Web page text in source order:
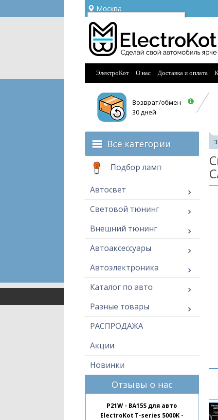
Москва
Ваш город —
Угадали?
ЭлектроКот О нас Доставка и оплата
Возврат/обмен
30 дней
Все категории
Подбор ламп
Автосвет
Световой тюнинг
Внешний тюнинг
Автоаксессуары
Автоэлектроника
Каталог по авто
Разные товары
РАСПРОДАЖА
Акции
Новинки
Отзывы о нас
P21W - BA15S для авто
ElectroKot T-series 5000K -